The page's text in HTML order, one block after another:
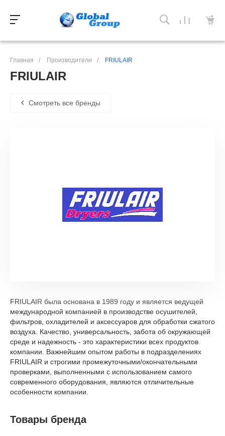
Главная / Производители / FRIULAIR
FRIULAIR
Смотреть все бренды
FRIULAIR была основана в 1989 году и является ведущей
международной компанией в производстве осушителей,
фильтров, охладителей и аксессуаров для обработки сжатого
воздуха. Качество, универсальность, забота об окружающей
среде и надежность - это характеристики всех продуктов
компании. Важнейшим опытом работы в подразделениях
FRIULAIR и строгими промежуточными/окончательными
проверками, выполненными с использованием самого
современного оборудования, являются отличительные
особенности компании.
Товары бренда